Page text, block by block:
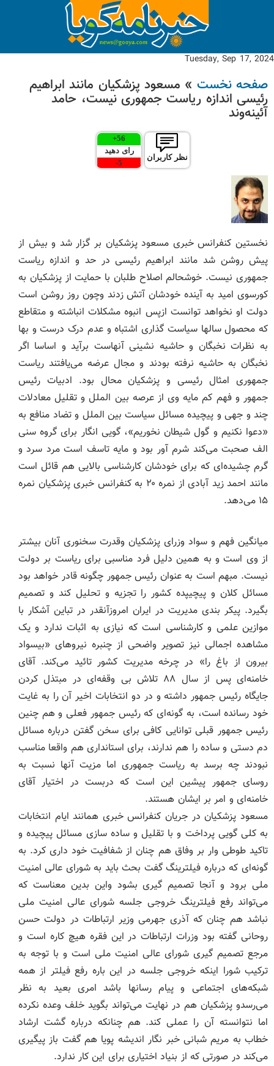
Tuesday, Sep 17, 2024
صفحه نخست » مسعود پزشکیان مانند ابراهیم
رئیسی اندازه ریاست جمهوری نیست، حامد
آئینه‌وند
نظر کاربران
56
+
رای دهید
5
-
نخستین کنفرانس خبری مسعود پزشکیان بر گزار شد و بیش از
پیش روشن شد مانند ابراهیم رئیسی در حد و اندازه ریاست
جمهوری نیست. خوشحالم اصلاح طلبان با حمایت از پزشکیان به
کورسوی امید به آینده خودشان آتش زدند وچون روز روشن است
دولت او نخواهد توانست ازپس انبوه مشکلات انباشته و متقاطع
که محصول سالها سیاست گذاری اشتباه و عدم درک درست و بها
به نظرات نخبگان و حاشیه نشینی آنهاست برآید و اساسا اگر
نخبگان به حاشیه نرفته بودند و مجال عرضه می‌یافتند ریاست
جمهوری امثال رئیسی و پزشکیان محال بود. ادبیات رئیس
جمهور و فهم کم مایه وی از عرصه بین الملل و تقلیل معادلات
چند و جهی و پیچیده مسائل سیاست بین الملل و تضاد منافع به
«دعوا نکنیم و گول شیطان نخوریم»، گویی انگار برای گروه سنی
الف صحبت می‌کند شرم آور بود و مایه تاسف است مرد سرد و
گرم چشیده‌ای که برای خود‌شان کارشناسی بالایی هم قائل است
مانند احمد زید آبادی از نمره ۲۰ به کنفرانس خبری پزشکیان نمره
۱۵ می‌دهد.
میانگین فهم و سواد وزرای پزشکیان وقدرت سخنوری آنان بیشتر
از وی است و به همین دلیل فرد مناسبی برای ریاست بر دولت
نیست. مبهم است به عنوان رئیس جمهور چگونه قادر خواهد بود
مسائل کلان و پیچیپده کشور را تجزیه و تحلیل کند و تصمیم
بگیرد. پیکر بندی مدیریت در ایران امروزآنقدر در تباین آشکار با
موازین علمی و کارشناسی است که نیازی به اثبات ندارد و یک
مشاهده اجمالی نیز تصویر واضحی از چنبره نیروهای «بیسواد
بیرون از باغ را» در چرخه مدیریت کشور تائید می‌کند. آقای
خامنه‌ای پس از سال ۸۸ تلاش بی وقفه‌ای در مبتذل کردن
جایگاه رئیس جمهور داشته و در دو انتخابات اخیر آن را به غایت
خود رسانده است، به گونه‌ای که رئیس جمهور فعلی و هم چنین
رئیس جمهور قبلی توانایی کافی برای سخن گفتن درباره مسائل
دم دستی و ساده را هم ندارند، برای استانداری هم واقعا مناسب
نبودند چه برسد به ریاست جمهوری اما مزیت آنها نسبت به
روسای جمهور پیشین این است که دربست در اختیار آقای
خامنه‌ای و امر بر ایشان هستند.
مسعود پزشکیان در جریان کنفرانس خبری همانند ایام انتخابات
به کلی گویی پرداخت و با تقلیل و ساده سازی مسائل پیچیده و
تاکید طوطی وار بر وفاق هم چنان از شفافیت خود داری کرد. به
گونه‌ای که درباره فیلترینگ گفت بحث باید به شورای عالی امنیت
ملی برود و آنجا تصمیم گیری بشود واین بدین معناست که
می‌تواند رفع فیلترینگ خروجی جلسه شورای عالی امنیت ملی
نباشد هم چنان که آذری جهرمی وزیر ارتباطات در دولت حسن
روحانی گفته بود وزرات ارتباطات در این فقره هیچ کاره است و
مرجع تصمیم گیری شورای عالی امنیت ملی است و با توجه به
ترکیب شورا اینکه خروجی جلسه در این باره رفع فیلتر از همه
شبکه‌های اجتماعی و پیام رسانها باشد امری بعید به نظر
می‌رسدو پزشکیان هم در نهایت می‌تواند بگوید خلف وعده نکرده
اما نتوانسته آن را عملی کند. هم چنانکه درباره گشت ارشاد
خطاب به مریم شبانی خبر نگار اندیشه پویا هم گفت باز پیگیری
می‌کند در صورتی که از بنیاد اختیاری برای این کار ندارد.